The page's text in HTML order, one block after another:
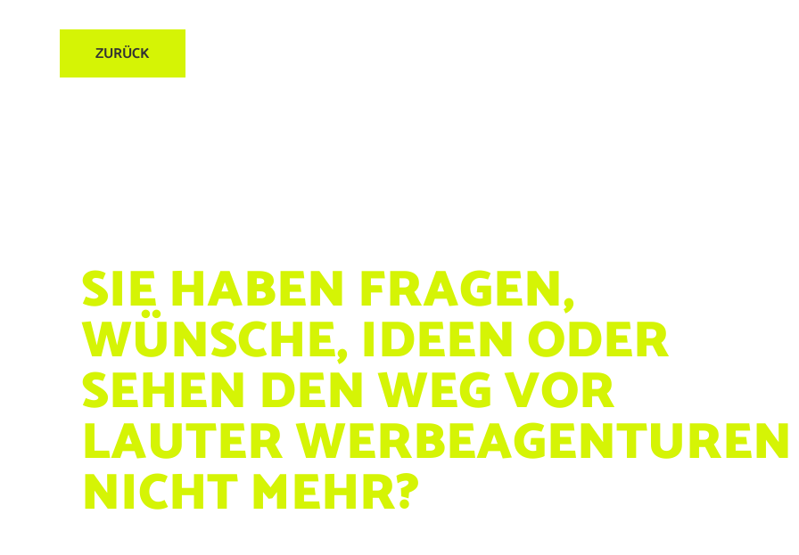
ZURÜCK
SIE HABEN FRAGEN,
WÜNSCHE, IDEEN ODER
SEHEN DEN WEG VOR
LAUTER WERBEAGENTUREN
NICHT MEHR?